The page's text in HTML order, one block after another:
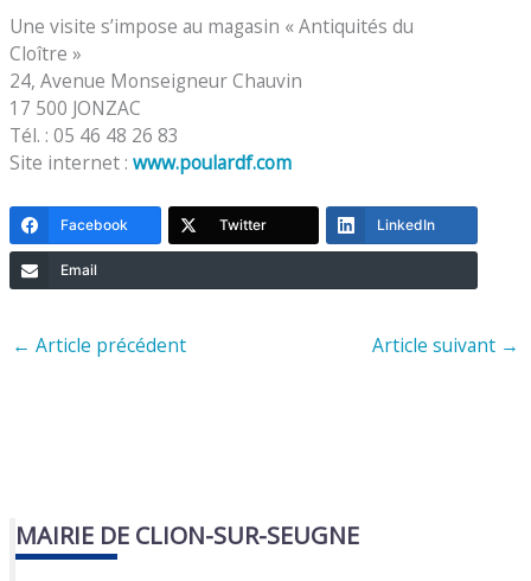
Une visite s’impose au magasin « Antiquités du
Cloître »
24, Avenue Monseigneur Chauvin
17 500 JONZAC
Tél. : 05 46 48 26 83
Site internet :www.poulardf.com
Facebook Twitter LinkedIn
Email
← Article précédent Article suivant →
MAIRIE DE CLION-SUR-SEUGNE